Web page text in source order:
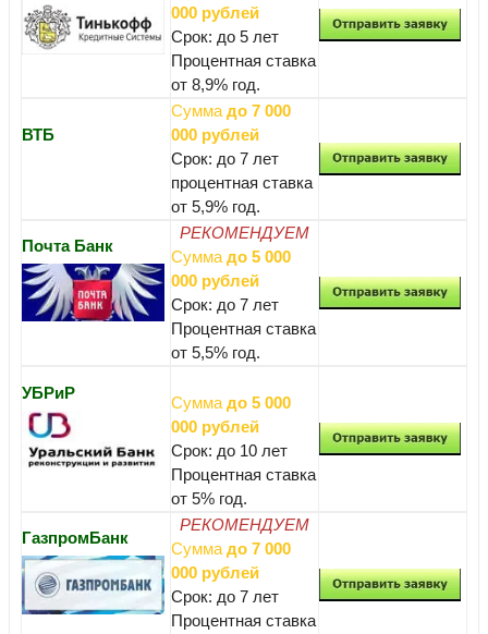
000 рублей
Срок: до 5 лет
Процентная ставка
от 8,9% год.
ВТБ
Сумма до 7 000
000 рублей
Срок: до 7 лет
процентная ставка
от 5,9% год.
Почта Банк
РЕКОМЕНДУЕМ
Сумма до 5 000
000 рублей
Срок: до 7 лет
Процентная ставка
от 5,5% год.
УБРиР
Сумма до 5 000
000 рублей
Срок: до 10 лет
Процентная ставка
от 5% год.
ГазпромБанк
РЕКОМЕНДУЕМ
Сумма до 7 000
000 рублей
Срок: до 7 лет
Процентная ставка